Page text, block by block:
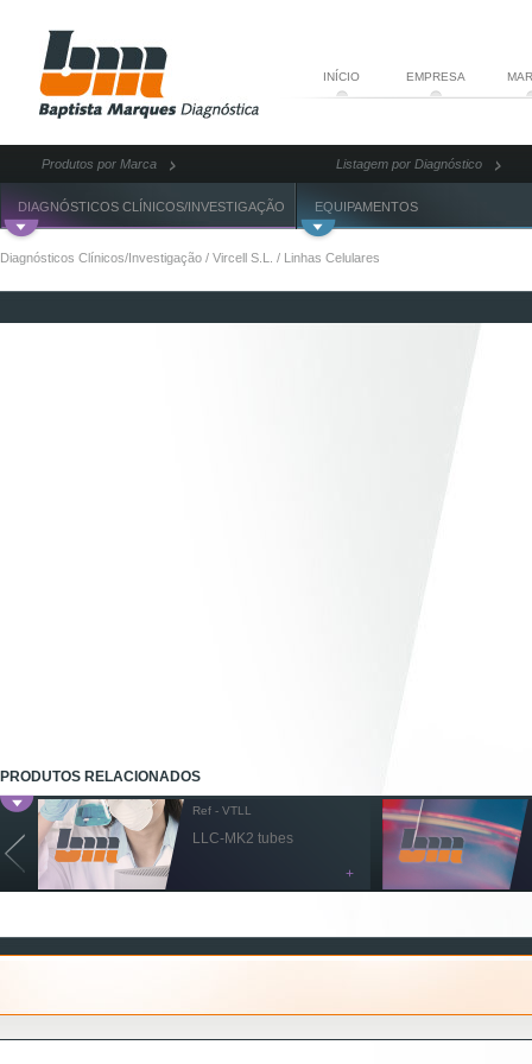
INÍCIO EMPRESA
Produtos por Marca Listagem por Diagnóstico
DIAGNÓSTICOS CLÍNICOS/INVESTIGAÇÃO EQUIPAMENTOS
Diagnósticos Clínicos/Investigação / Vircell S.L. / Linhas Celulares
PRODUTOS RELACIONADOS
Ref - VTLL
LLC-MK2 tubes
+